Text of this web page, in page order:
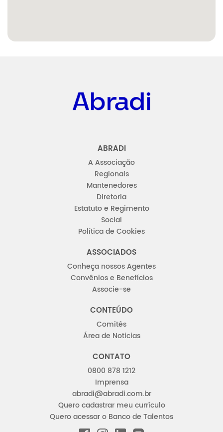
ABRADI
A Associação
Regionais
Mantenedores
Diretoria
Estatuto e Regimento
Social
Política de Cookies
ASSOCIADOS
Conheça nossos Agentes
Convênios e Benefícios
Associe-se
CONTEÚDO
Comitês
Área de Noticias
CONTATO
0800 878 1212
Imprensa
abradi@abradi.com.br
Quero cadastrar meu currículo
Quero acessar o Banco de Talentos